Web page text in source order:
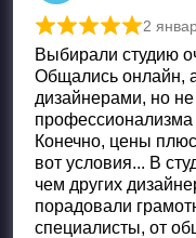
Оценка 5из 5
2
Выбирали студию
Общались онлайн,
дизайнерами, но не
профессионализма
Конечно, цены
вот условия... В
чем других
порадовали
специалисты, от